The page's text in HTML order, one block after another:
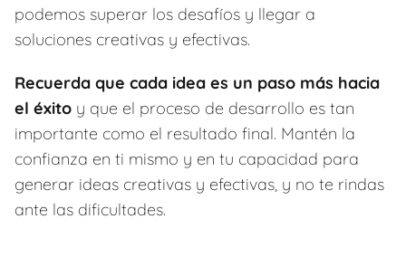
podemos superar los desafíos y llegar a
soluciones creativas y efectivas.
Recuerda que cada idea es un paso más hacia
el éxito y que el proceso de desarrollo es tan
importante como el resultado final. Mantén la
confianza en ti mismo y en tu capacidad para
generar ideas creativas y efectivas, y no te rindas
ante las dificultades.